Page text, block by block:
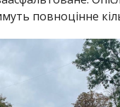
повноцінне